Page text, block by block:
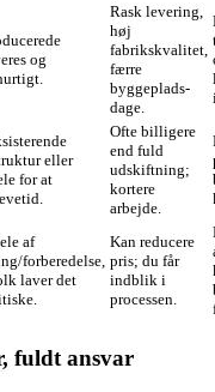
og
Rask levering,
høj
fabrikskvalitet,
færre
byggeplads-
dage.
eller
for at
Ofte billigere
end fuld
udskiftning;
kortere
arbejde.
af
forberedelse,
laver det
Kan reducere
pris; du får
indblik i
processen.
fuldt ansvar